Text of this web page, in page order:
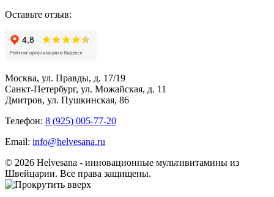
Оставьте отзыв:
Москва, ул. Правды, д. 17/19
Санкт-Петербург, ул. Можайская, д. 11
Дмитров, ул. Пушкинская, 86
Телефон: 8 (925) 005-77-20
Email: info@helvesana.ru
© 2026 Helvesana - инновационные мультивитамины из
Швейцарии. Все права защищены.